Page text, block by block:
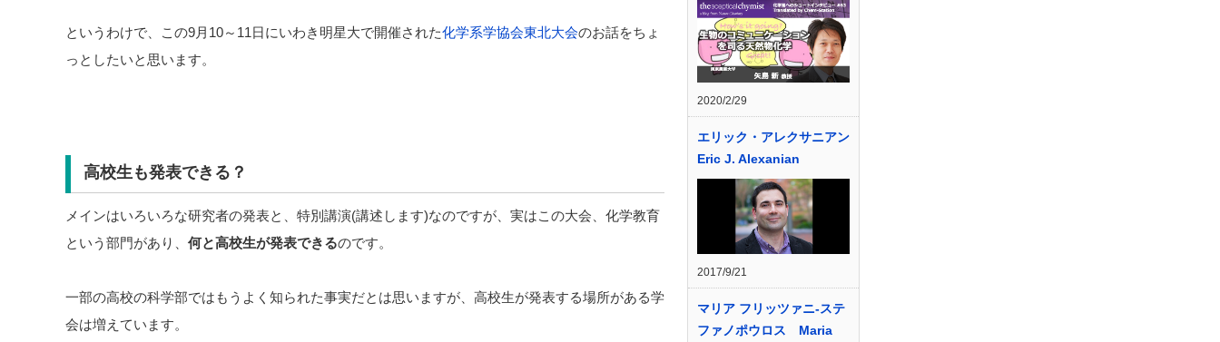
というわけで、この9月10～11日にいわき明星大で開催された化学系学協会東北大会のお話をちょ
っとしたいと思います。
高校生も発表できる？
メインはいろいろな研究者の発表と、特別講演(講述します)なのですが、実はこの大会、化学教育
という部門があり、 何と高校生が発表できるのです。
一部の高校の科学部ではもうよく知られた事実だとは思いますが、高校生が発表する場所がある学
会は増えています。
2020/2/29
エリック・アレクサニアン
Eric J. Alexanian
2017/9/21
マリア フリッツァニ-ステ
ファノポウロス Maria